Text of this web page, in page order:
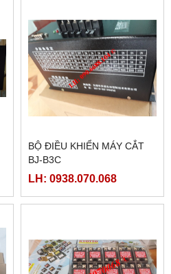
BỘ ĐIỀU KHIỂN MÁY CẮT
BJ-B3C
LH: 0938.070.068